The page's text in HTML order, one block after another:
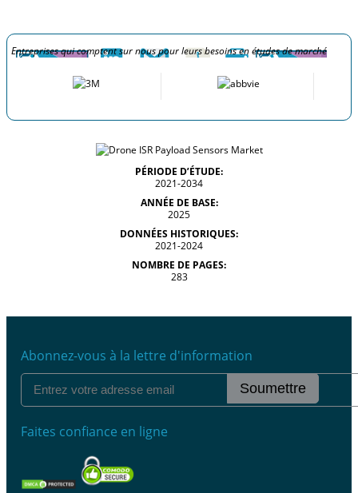
Entreprises qui comptent sur nous pour leurs besoins en études de marché
PÉRIODE D’ÉTUDE:
2021-2034
ANNÉE DE BASE:
2025
DONNÉES HISTORIQUES:
2021-2024
NOMBRE DE PAGES:
283
Abonnez-vous à la lettre d'information
Soumettre
Faites confiance en ligne